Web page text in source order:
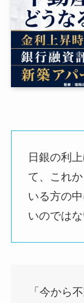
日銀の利
て、これ
いる方の
いのではな
「今から